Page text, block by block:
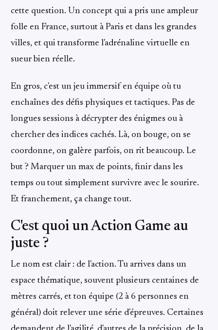
cette question. Un concept qui a pris une ampleur
folle en France, surtout à Paris et dans les grandes
villes, et qui transforme l'adrénaline virtuelle en
sueur bien réelle.
En gros, c'est un jeu immersif en équipe où tu
enchaînes des défis physiques et tactiques. Pas de
longues sessions à décrypter des énigmes ou à
chercher des indices cachés. Là, on bouge, on se
coordonne, on galère parfois, on rit beaucoup. Le
but ? Marquer un max de points, finir dans les
temps ou tout simplement survivre avec le sourire.
Et franchement, ça change tout.
C'est quoi un Action Game au
juste ?
Le nom est clair : de l'action. Tu arrives dans un
espace thématique, souvent plusieurs centaines de
mètres carrés, et ton équipe (2 à 6 personnes en
général) doit relever une série d'épreuves. Certaines